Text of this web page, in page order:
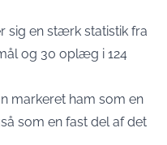
sig en stærk statistik fra
og 30 oplæg i 124
markeret ham som en
som en fast del af det